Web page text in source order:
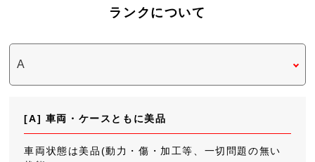
ランクについて
[A] 車両・ケースともに美品
車両状態は美品(動力・傷・加工等、一切問題の無い